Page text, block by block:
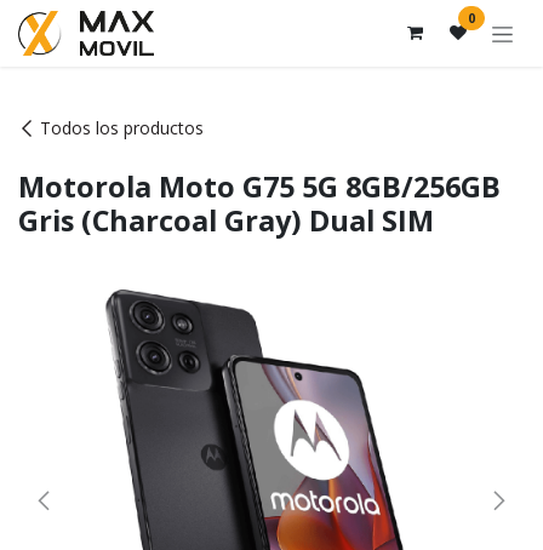
Ir al contenido 0
Todos los productos
Motorola Moto G75 5G 8GB/256GB
Gris (Charcoal Gray) Dual SIM